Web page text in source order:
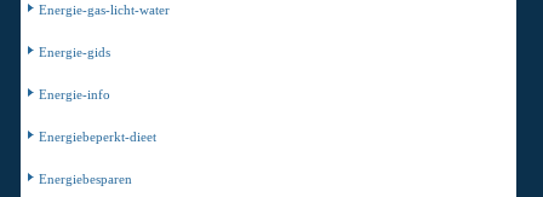
Energie-gas-licht-water
Energie-gids
Energie-info
Energiebeperkt-dieet
Energiebesparen